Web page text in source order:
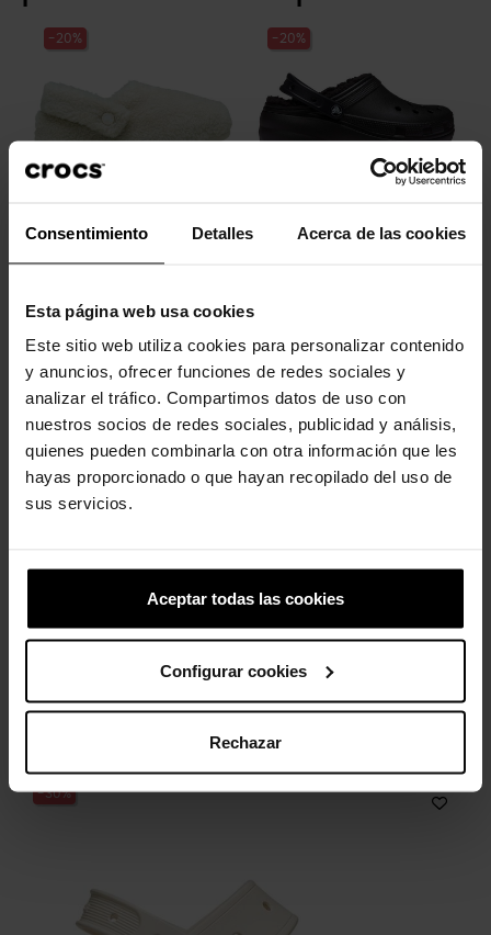
Consentimiento Detalles Acerca de las cookies
Esta página web usa cookies
Este sitio web utiliza cookies para personalizar contenido
y anuncios, ofrecer funciones de redes sociales y
analizar el tráfico. Compartimos datos de uso con
nuestros socios de redes sociales, publicidad y análisis,
quienes pueden combinarla con otra información que les
hayas proporcionado o que hayan recopilado del uso de
sus servicios.
Aceptar todas las cookies
Configurar cookies
Rechazar
-20%
Chinelos de casa clássicos...
-20%
Socas para mulher Classic...
-20%
unissex...
-30%
4 outros produtos na mesma
-30%